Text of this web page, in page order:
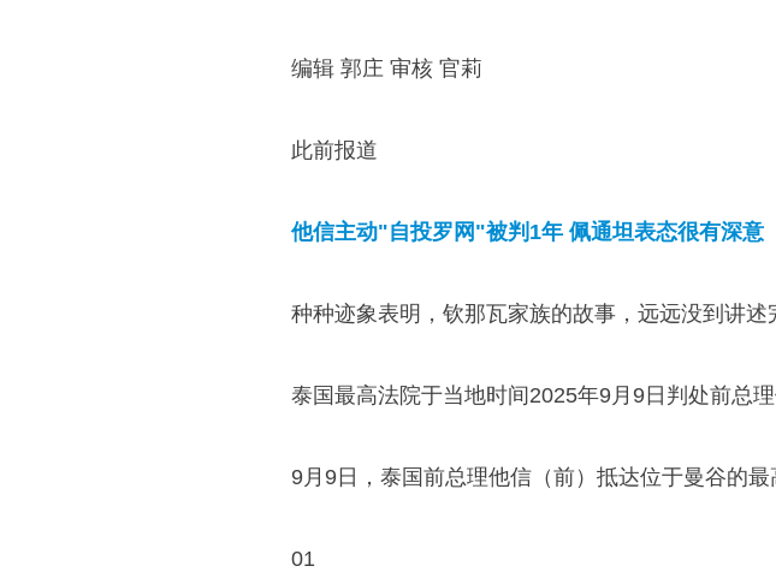
编辑 郭庄 审核 官莉
此前报道
他信主动"自投罗网"被判1年 佩通坦表态很有深意
种种迹象表明，钦那瓦家族的故事，远远没到讲述
泰国最高法院于当地时间2025年9月9日判处前总
9月9日，泰国前总理他信（前）抵达位于曼谷的
01